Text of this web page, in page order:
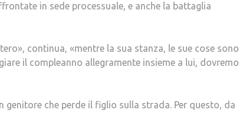
in sede processuale, e anche la battaglia
continua, «mentre la sua stanza, le sue cose sono
il compleanno allegramente insieme a lui, dovremo
che perde il figlio sulla strada. Per questo, da